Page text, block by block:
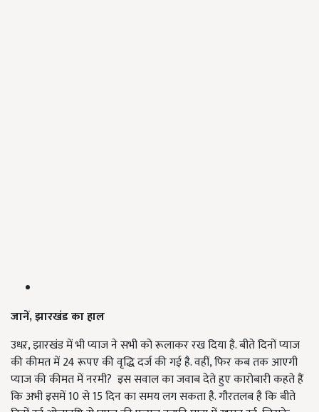
जानें,झारखंड का हाल
उधऱ, झारखंड में भी प्याज ने सभी को रूलाकर रख दिया है. बीते दिनों प्याज
की कीमत में 24 रूपए की वृद्धि दर्ज की गई है. वहीं, फिर कब तक आएगी
प्याज की कीमत में नरमी? इस सवाल का जवाब देते हुए कारोबारी कहते हैं
कि अभी इसमें 10 से 15 दिन का समय लग सकता है. गौरतलब है कि बीते